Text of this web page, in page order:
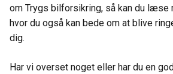
om Trygs bilforsikring, så kan du læse
hvor du også kan bede om at blive
dig.
Har vi overset noget eller har du en